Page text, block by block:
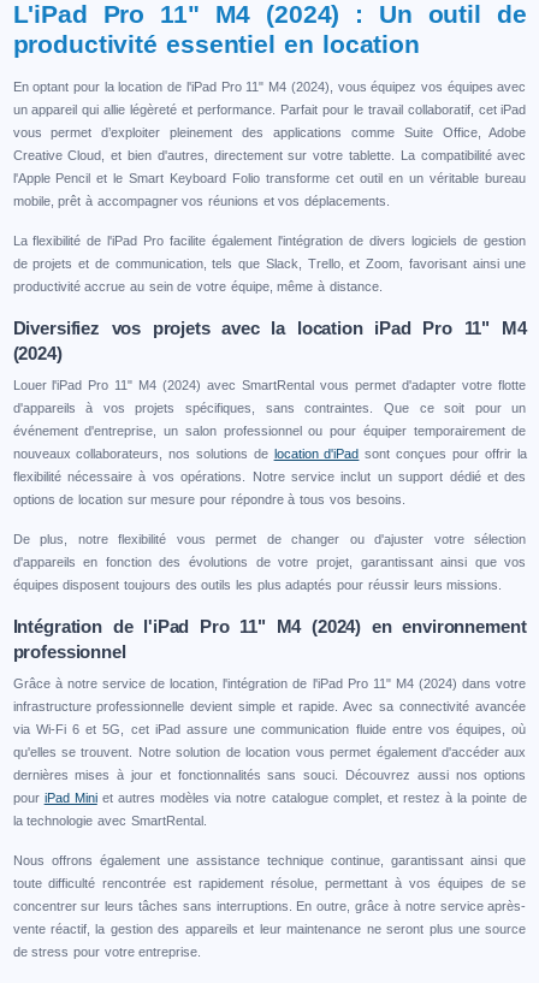
L'iPad Pro 11" M4 (2024) : Un outil de
productivité essentiel en location
En optant pour la location de l'iPad Pro 11" M4 (2024), vous équipez vos équipes avec
un appareil qui allie légèreté et performance. Parfait pour le travail collaboratif, cet iPad
vous permet d’exploiter pleinement des applications comme Suite Office, Adobe
Creative Cloud, et bien d'autres, directement sur votre tablette. La compatibilité avec
l'Apple Pencil et le Smart Keyboard Folio transforme cet outil en un véritable bureau
mobile, prêt à accompagner vos réunions et vos déplacements.
La flexibilité de l'iPad Pro facilite également l'intégration de divers logiciels de gestion
de projets et de communication, tels que Slack, Trello, et Zoom, favorisant ainsi une
productivité accrue au sein de votre équipe, même à distance.
Diversifiez vos projets avec la location iPad Pro 11" M4
(2024)
Louer l'iPad Pro 11" M4 (2024) avec SmartRental vous permet d'adapter votre flotte
d'appareils à vos projets spécifiques, sans contraintes. Que ce soit pour un
événement d'entreprise, un salon professionnel ou pour équiper temporairement de
nouveaux collaborateurs, nos solutions de location d'iPad sont conçues pour offrir la
flexibilité nécessaire à vos opérations. Notre service inclut un support dédié et des
options de location sur mesure pour répondre à tous vos besoins.
De plus, notre flexibilité vous permet de changer ou d'ajuster votre sélection
d'appareils en fonction des évolutions de votre projet, garantissant ainsi que vos
équipes disposent toujours des outils les plus adaptés pour réussir leurs missions.
Intégration de l'iPad Pro 11" M4 (2024) en environnement
professionnel
Grâce à notre service de location, l'intégration de l'iPad Pro 11" M4 (2024) dans votre
infrastructure professionnelle devient simple et rapide. Avec sa connectivité avancée
via Wi-Fi 6 et 5G, cet iPad assure une communication fluide entre vos équipes, où
qu'elles se trouvent. Notre solution de location vous permet également d'accéder aux
dernières mises à jour et fonctionnalités sans souci. Découvrez aussi nos options
pour iPad Miniet autres modèles via notre catalogue complet, et restez à la pointe de
la technologie avec SmartRental.
Nous offrons également une assistance technique continue, garantissant ainsi que
toute difficulté rencontrée est rapidement résolue, permettant à vos équipes de se
concentrer sur leurs tâches sans interruptions. En outre, grâce à notre service après-
vente réactif, la gestion des appareils et leur maintenance ne seront plus une source
de stress pour votre entreprise.